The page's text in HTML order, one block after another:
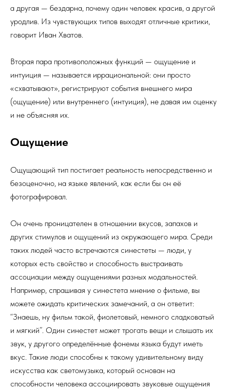
а другая — бездарна, почему один человек красив, а другой
уродлив. Из чувствующих типов выходят отличные критики,
говорит Иван Хватов.
Вторая пара противоположных функций — ощущение и
интуиция — называется иррациональной: они просто
«схватывают», регист­рируют события внешнего мира
(ощущение) или внутреннего (интуиция), не давая им оценку
и не объясняя их.
Ощущение
Ощущающий тип постигает реальность непосредственно и
безоценочно, на языке явлений, как если бы он её
фотографировал.
Он очень проницателен в отношении вкусов, запахов и
других стимулов и ощущений из окружающего мира. Среди
таких людей часто встречаются синестеты — люди, у
которых есть свойство и способность выстраивать
ассоциации между ощущениями разных модальностей.
Например, спрашивая у синестета мнение о фильме, вы
можете ожидать критических замечаний, а он ответит:
“Знаешь, ну фильм такой, фиолетовый, немного сладковатый
и мягкий”. Один синестет может трогать вещи и слышать их
звук, у другого определённые фонемы языка будут иметь
вкус. Такие люди способны к такому удивительному виду
искусства как светомузыка, который основан на
способности человека ассоциировать звуковые ощущения